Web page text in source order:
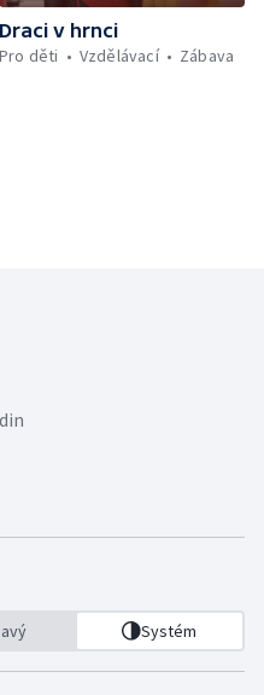
Draci v hrnci
Pro děti
Vzdělávací Zábava
Systém